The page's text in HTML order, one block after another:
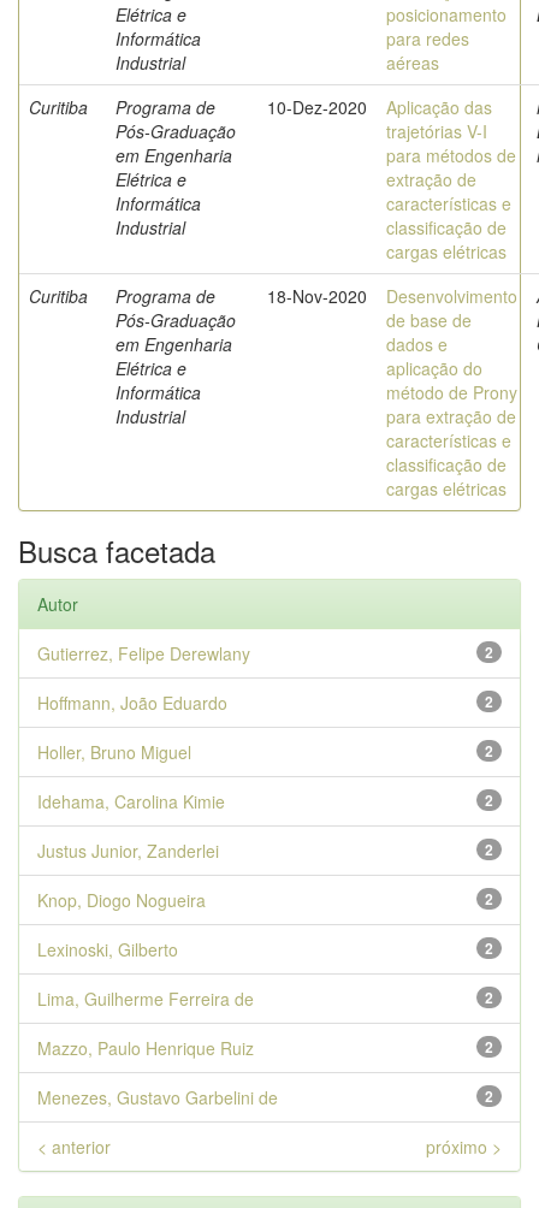
Elétrica e
Informática
Industrial
posicionamento
para redes
aéreas
Curitiba
Programa de
Pós-Graduação
em Engenharia
Elétrica e
Informática
Industrial
10-Dez-2020
Aplicação das
trajetórias V-I
para métodos de
extração de
características e
classificação de
cargas elétricas
Curitiba
Programa de
Pós-Graduação
em Engenharia
Elétrica e
Informática
Industrial
18-Nov-2020
Desenvolvimento
de base de
dados e
aplicação do
método de Prony
para extração de
características e
classificação de
cargas elétricas
Busca facetada
Autor
2
Gutierrez, Felipe Derewlany
2
Hoffmann, João Eduardo
2
Holler, Bruno Miguel
2
Idehama, Carolina Kimie
2
Justus Junior, Zanderlei
2
Knop, Diogo Nogueira
2
Lexinoski, Gilberto
2
Lima, Guilherme Ferreira de
2
Mazzo, Paulo Henrique Ruiz
2
Menezes, Gustavo Garbelini de
< anterior próximo >